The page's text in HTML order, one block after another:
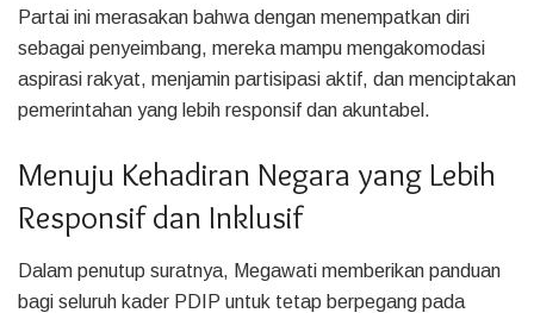
Partai ini merasakan bahwa dengan menempatkan diri
sebagai penyeimbang, mereka mampu mengakomodasi
aspirasi rakyat, menjamin partisipasi aktif, dan menciptakan
pemerintahan yang lebih responsif dan akuntabel.
Menuju Kehadiran Negara yang Lebih
Responsif dan Inklusif
Dalam penutup suratnya, Megawati memberikan panduan
bagi seluruh kader PDIP untuk tetap berpegang pada